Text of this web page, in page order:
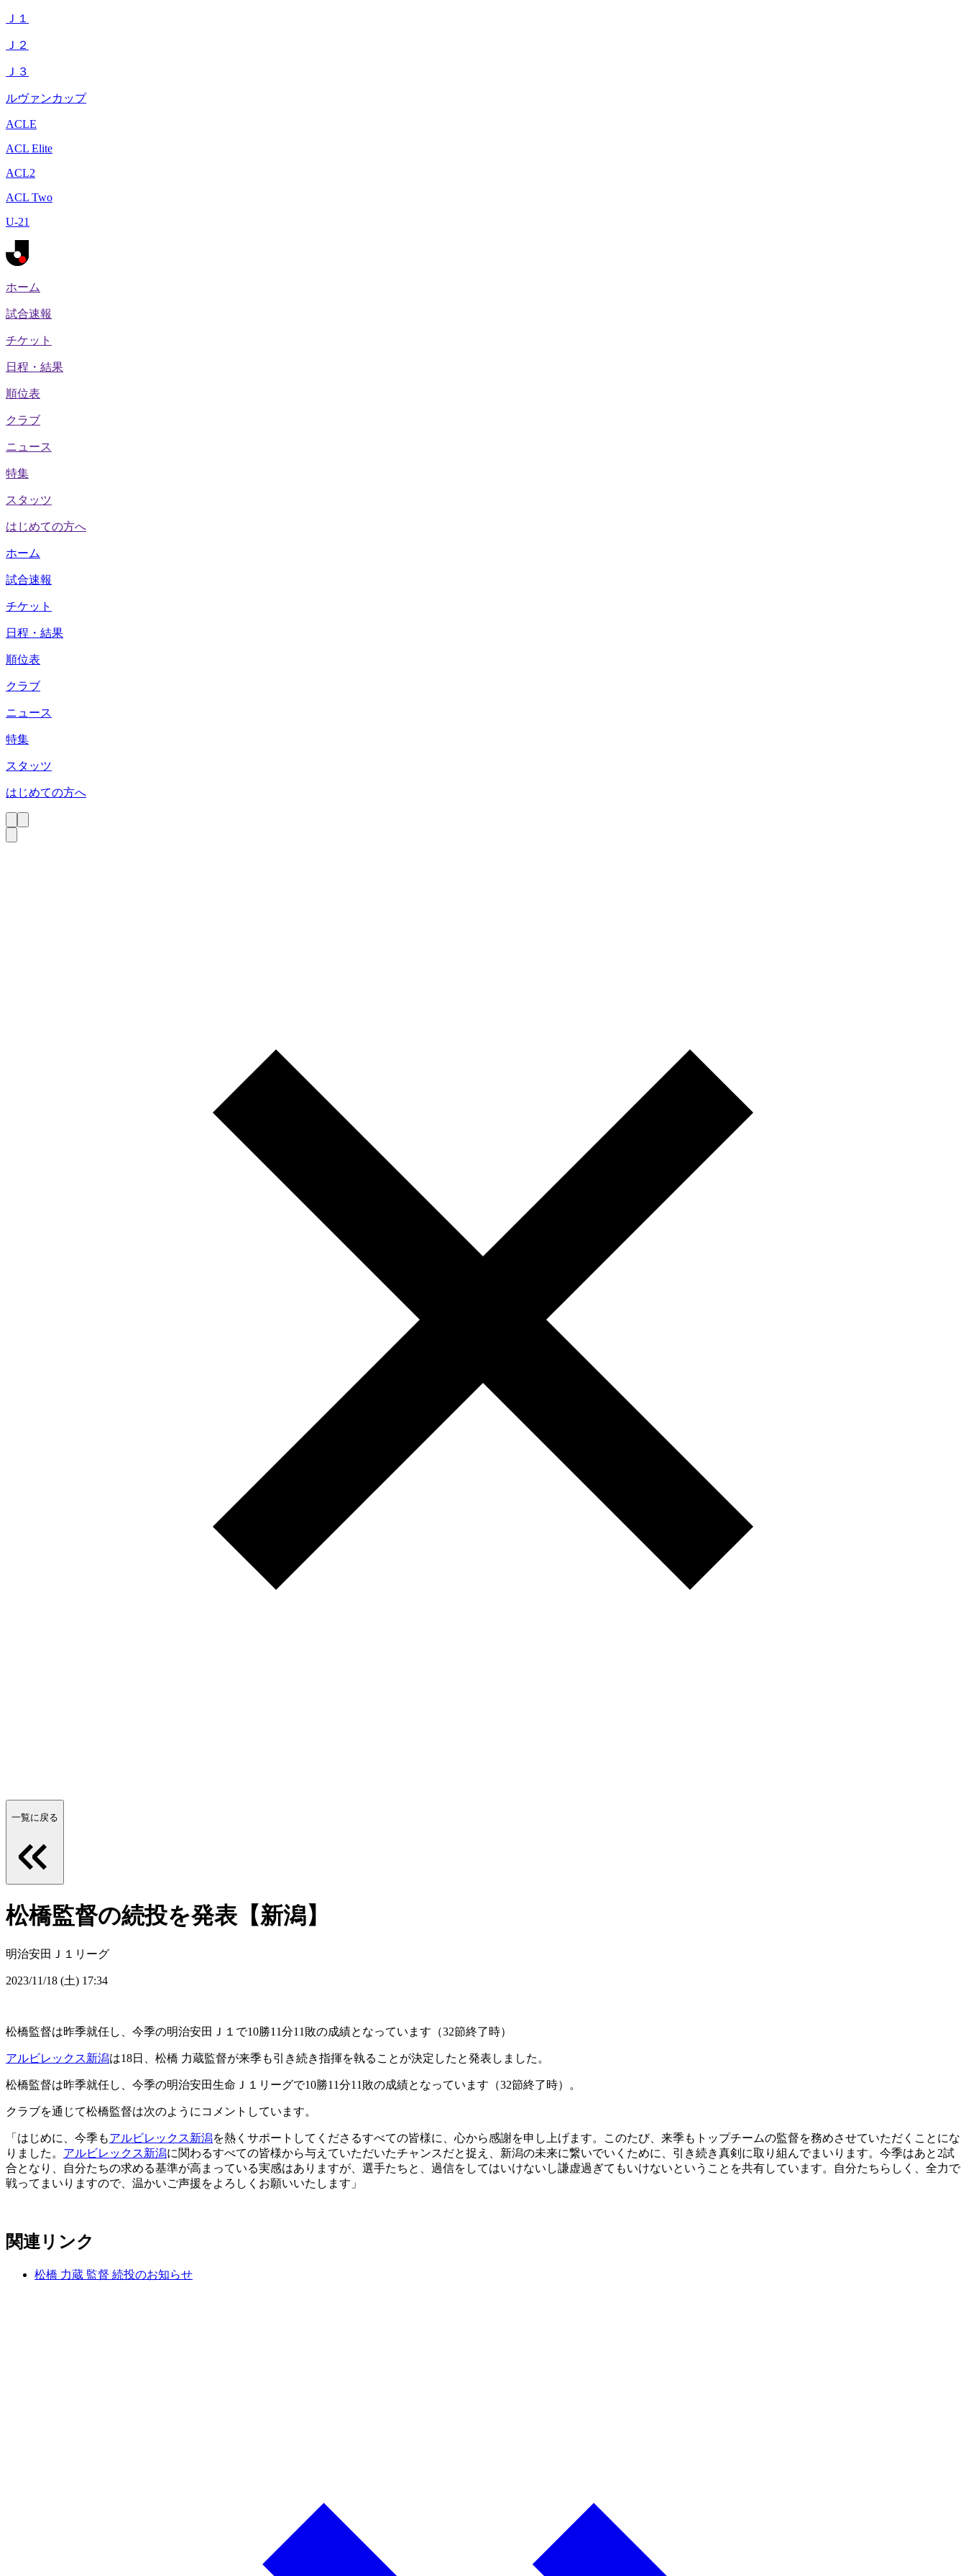
Ｊ１
Ｊ２
Ｊ３
ルヴァンカップ
ACLE
ACL Elite
ACL2
ACL Two
U-21
ホーム
試合速報
チケット
日程・結果
順位表
クラブ
ニュース
特集
スタッツ
はじめての方へ
ホーム
試合速報
チケット
日程・結果
順位表
クラブ
ニュース
特集
スタッツ
はじめての方へ
一覧に戻る
松橋監督の続投を発表【新潟】
明治安田Ｊ１リーグ
2023/11/18 (土) 17:34
松橋監督は昨季就任し、今季の明治安田Ｊ１で10勝11分11敗の成績となっています（32節終了時）
アルビレックス新潟は18日、松橋 力蔵監督が来季も引き続き指揮を執ることが決定したと発表しました。
松橋監督は昨季就任し、今季の明治安田生命Ｊ１リーグで10勝11分11敗の成績となっています（32節終了時）。
クラブを通じて松橋監督は次のようにコメントしています。
「はじめに、今季もアルビレックス新潟を熱くサポートしてくださるすべての皆様に、心から感謝を申し上げます。このたび、来季もトップチームの監督を務めさせていただくことにな
りました。 アルビレックス新潟に関わるすべての皆様から与えていただいたチャンスだと捉え、新潟の未来に繋いでいくために、引き続き真剣に取り組んでまいります。今季はあと2試
合となり、自分たちの求める基準が高まっている実感はありますが、選手たちと、過信をしてはいけないし謙虚過ぎてもいけないということを共有しています。自分たちらしく、全力で
戦ってまいりますので、温かいご声援をよろしくお願いいたします」
関連リンク
松橋 力蔵 監督 続投のお知らせ